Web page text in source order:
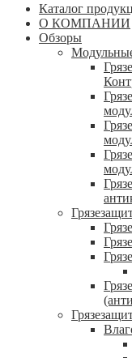
Каталог
О КОМПАНИИ
Обзоры